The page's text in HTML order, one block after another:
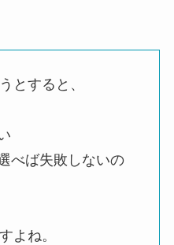
とすると、
べば失敗しないの
よね。